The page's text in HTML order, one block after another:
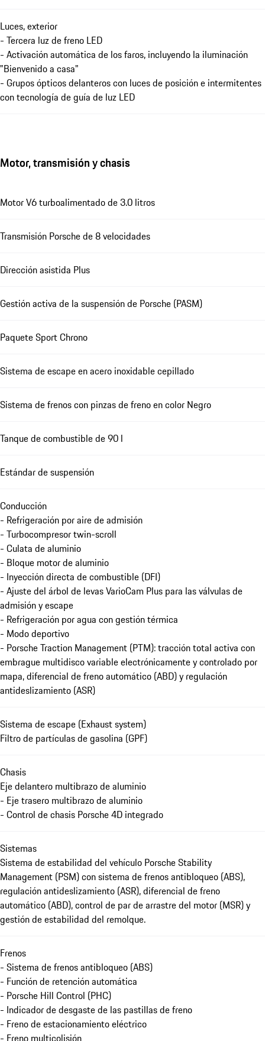
Luces, exterior
- Tercera luz de freno LED
- Activación automática de los faros, incluyendo la iluminación
"Bienvenido a casa"
- Grupos ópticos delanteros con luces de posición e intermitentes
con tecnología de guía de luz LED
Motor, transmisión y chasis
Motor V6 turboalimentado de 3.0 litros
Transmisión Porsche de 8 velocidades
Dirección asistida Plus
Gestión activa de la suspensión de Porsche (PASM)
Paquete Sport Chrono
Sistema de escape en acero inoxidable cepillado
Sistema de frenos con pinzas de freno en color Negro
Tanque de combustible de 90 l
Estándar de suspensión
Conducción
- Refrigeración por aire de admisión
- Turbocompresor twin-scroll
- Culata de aluminio
- Bloque motor de aluminio
- Inyección directa de combustible (DFI)
- Ajuste del árbol de levas VarioCam Plus para las válvulas de
admisión y escape
- Refrigeración por agua con gestión térmica
- Modo deportivo
- Porsche Traction Management (PTM): tracción total activa con
embrague multidisco variable electrónicamente y controlado por
mapa, diferencial de freno automático (ABD) y regulación
antideslizamiento (ASR)
Sistema de escape (Exhaust system)
Filtro de partículas de gasolina (GPF)
Chasis
Eje delantero multibrazo de aluminio
- Eje trasero multibrazo de aluminio
- Control de chasis Porsche 4D integrado
Sistemas
Sistema de estabilidad del vehículo Porsche Stability
Management (PSM) con sistema de frenos antibloqueo (ABS),
regulación antideslizamiento (ASR), diferencial de freno
automático (ABD), control de par de arrastre del motor (MSR) y
gestión de estabilidad del remolque.
Frenos
- Sistema de frenos antibloqueo (ABS)
- Función de retención automática
- Porsche Hill Control (PHC)
- Indicador de desgaste de las pastillas de freno
- Freno de estacionamiento eléctrico
- Freno multicolisión